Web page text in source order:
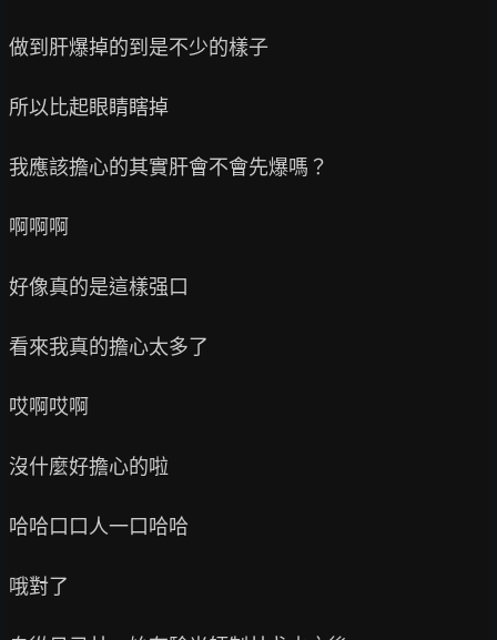
做到肝爆掉的到是不少的樣子
所以比起眼睛瞎掉
我應該擔心的其實肝會不會先爆嗎？
啊啊啊
好像真的是這樣强口
看來我真的擔心太多了
哎啊哎啊
沒什麼好擔心的啦
哈哈口口人一口哈哈
哦對了